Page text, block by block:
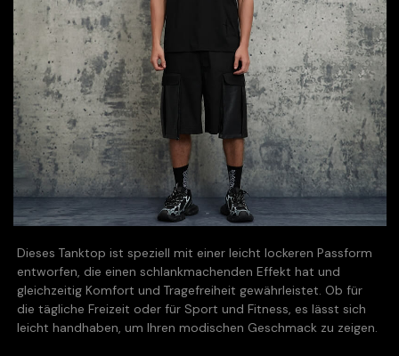
Dieses Tanktop ist speziell mit einer leicht lockeren Passform
entworfen, die einen schlankmachenden Effekt hat und
gleichzeitig Komfort und Tragefreiheit gewährleistet. Ob für
die tägliche Freizeit oder für Sport und Fitness, es lässt sich
leicht handhaben, um Ihren modischen Geschmack zu zeigen.